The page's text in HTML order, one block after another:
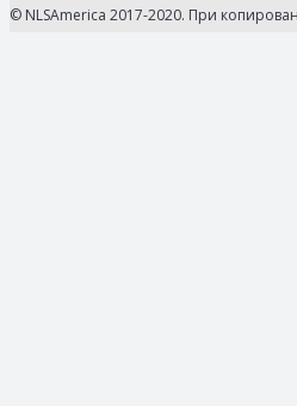
© NLSAmerica 2017-2020. При